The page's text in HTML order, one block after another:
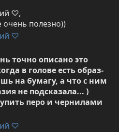
♡,
очень полезно))
♡
точно описано это
в голове есть образ-
на бумагу, а что с ним
не подсказала... )
перо и чернилами
♡